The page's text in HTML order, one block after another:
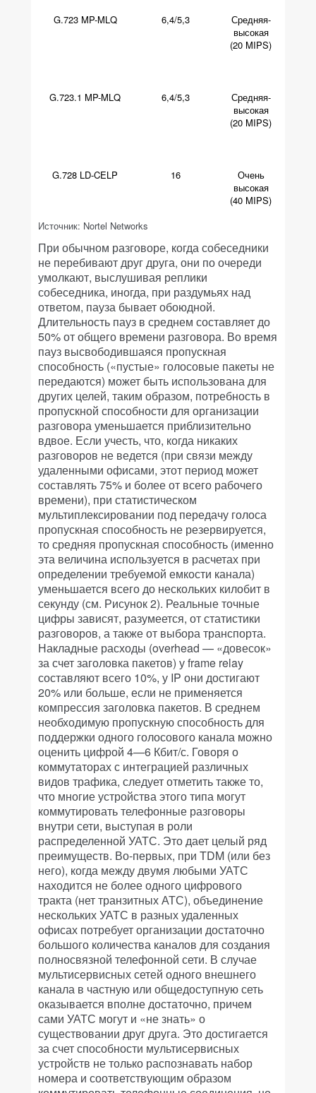
G.723 MP-MLQ
6,4/5,3
Средняя-
высокая
(20 MIPS)
G.723.1 MP-MLQ
6,4/5,3
Средняя-
высокая
(20 MIPS)
G.728 LD-CELP
16
Очень
высокая
(40 MIPS)
Источник: Nortel Networks
При обычном разговоре, когда собеседники
не перебивают друг друга, они по очереди
умолкают, выслушивая реплики
собеседника, иногда, при раздумьях над
ответом, пауза бывает обоюдной.
Длительность пауз в среднем составляет до
50% от общего времени разговора. Во время
пауз высвободившаяся пропускная
способность («пустые» голосовые пакеты не
передаются) может быть использована для
других целей, таким образом, потребность в
пропускной способности для организации
разговора уменьшается приблизительно
вдвое. Если учесть, что, когда никаких
разговоров не ведется (при связи между
удаленными офисами, этот период может
составлять 75% и более от всего рабочего
времени), при статистическом
мультиплексировании под передачу голоса
пропускная способность не резервируется,
то средняя пропускная способность (именно
эта величина используется в расчетах при
определении требуемой емкости канала)
уменьшается всего до нескольких килобит в
секунду (см. Рисунок 2). Реальные точные
цифры зависят, разумеется, от статистики
разговоров, а также от выбора транспорта.
Накладные расходы (overhead — «довесок»
за счет заголовка пакетов) у frame relay
составляют всего 10%, у IP они достигают
20% или больше, если не применяется
компрессия заголовка пакетов. В среднем
необходимую пропускную способность для
поддержки одного голосового канала можно
оценить цифрой 4—6 Кбит/с. Говоря о
коммутаторах с интеграцией различных
видов трафика, следует отметить также то,
что многие устройства этого типа могут
коммутировать телефонные разговоры
внутри сети, выступая в роли
распределенной УАТС. Это дает целый ряд
преимуществ. Во-первых, при TDM (или без
него), когда между двумя любыми УАТС
находится не более одного цифрового
тракта (нет транзитных АТС), объединение
нескольких УАТС в разных удаленных
офисах потребует организации достаточно
большого количества каналов для создания
полносвязной телефонной сети. В случае
мультисервисных сетей одного внешнего
канала в частную или общедоступную сеть
оказывается вполне достаточно, причем
сами УАТС могут и «не знать» о
существовании друг друга. Это достигается
за счет способности мультисервисных
устройств не только распознавать набор
номера и соответствующим образом